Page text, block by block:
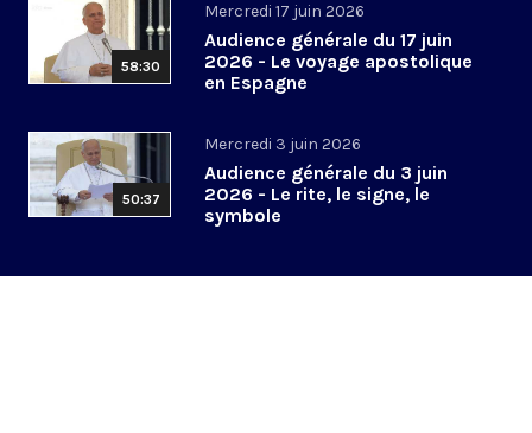
58:30
Mercredi 17 juin 2026
Audience générale du 17 juin
2026 - Le voyage apostolique
en Espagne
50:37
Mercredi 3 juin 2026
Audience générale du 3 juin
2026 - Le rite, le signe, le
symbole